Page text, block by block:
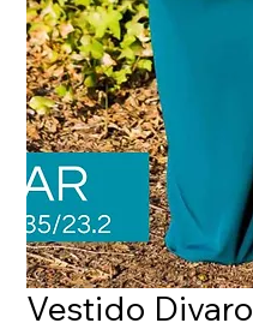
Vestido Divaro